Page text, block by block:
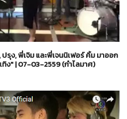
าศ
ง, พี่เจิม และพี่เจนนิเฟอร์ คิ้ม มาออก
ง" | 07-03-2559 (กำไลมาศ)